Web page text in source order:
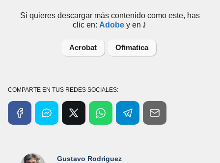
Si quieres descargar más contenido como este, has
clic en: Adobe y en⤸
Acrobat Ofimatica
COMPARTE EN TUS REDES SOCIALES:
Gustavo Rodriguez